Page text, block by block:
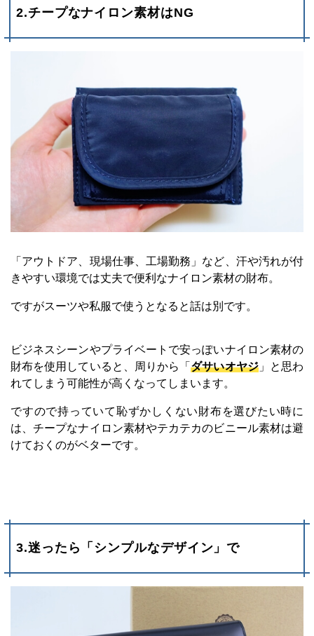
2.チープなナイロン素材はNG
「アウトドア、現場仕事、工場勤務」など、汗や汚れが付
きやすい環境では丈夫で便利なナイロン素材の財布。
ですがスーツや私服で使うとなると話は別です。
ビジネスシーンやプライベートで安っぽいナイロン素材の
財布を使用していると、周りから「ダサいオヤジ」と思わ
れてしまう可能性が高くなってしまいます。
ですので持っていて恥ずかしくない財布を選びたい時に
は、チープなナイロン素材やテカテカのビニール素材は避
けておくのがベターです。
3.迷ったら「シンプルなデザイン」で